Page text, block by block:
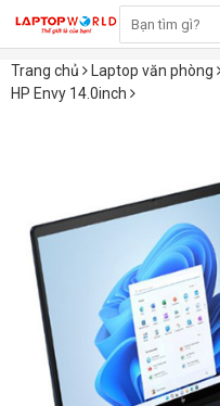
Trang chủ Laptop văn phòng
HP Envy 14.0inch